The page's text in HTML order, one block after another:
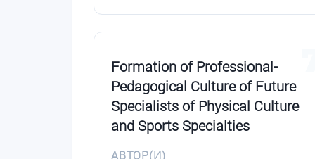
Formation of Professional-
Pedagogical Culture оf Future
Specialists оf Physical Culture
аnd Sports Specialties
АВТОР(И)